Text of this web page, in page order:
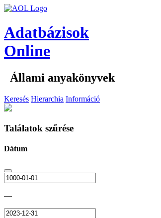
Adatbázisok
Online
Állami anyakönyvek
Keresés Hierarchia Információ
Találatok szűrése
Dátum
—